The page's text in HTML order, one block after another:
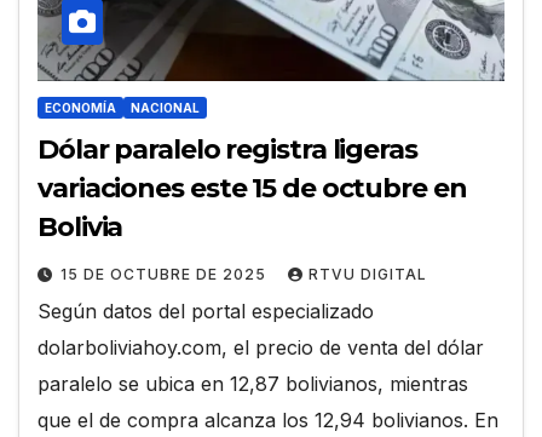
ECONOMÍA NACIONAL
Dólar paralelo registra ligeras
variaciones este 15 de octubre en
Bolivia
15 DE OCTUBRE DE 2025 RTVU DIGITAL
Según datos del portal especializado
dolarboliviahoy.com, el precio de venta del dólar
paralelo se ubica en 12,87 bolivianos, mientras
que el de compra alcanza los 12,94 bolivianos. En